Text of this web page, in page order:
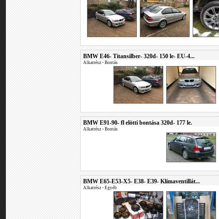
BMW E46- Titansilber- 320d- 150 le- EU-4...
Alkatrész • Bontás
BMW E91-90- fl elötti bontása 320d- 177 le.
Alkatrész • Bontás
BMW E65-E53-X5- E38- E39- Klímaventillát...
Alkatrész • Egyéb